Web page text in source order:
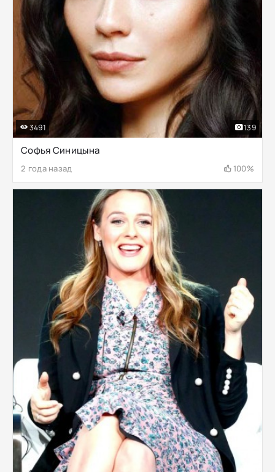
Софья Синицына
2 года назад 100%
3491 139